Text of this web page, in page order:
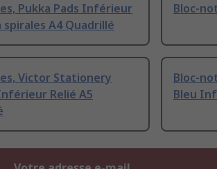
Pukka Pads Inférieur
spirales A4 Quadrillé
Bloc-
Victor Stationery
Relié A5
Bloc-
Bleu